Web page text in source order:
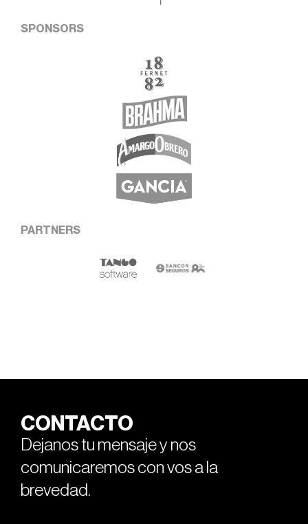
SPONSORS
PARTNERS
CONTACTO
Dejanos tu mensaje y nos
comunicaremos con vos a la
brevedad.